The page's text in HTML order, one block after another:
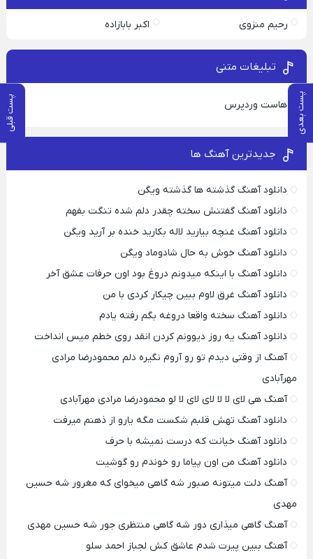
پست بعدی پست قبلی
رحیم منزوی اکبر بابازاده
تبلیغات متنی
هاست وردپرس
جدیدترین آهنگ ها
دانلود آهنگ گذشته ها گذشته ویگن
دانلود آهنگ گفتنش سخته چقدر دلم شده تنگت بفهم
دانلود آهنگ غنچه بیارید لاله بکارید خنده بر آرید ویگن
دانلود آهنگ خوش به حال شادوماد ویگن
دانلود آهنگ با اینکه میدونم دروغ بود اون حرفات عشق آخر
دانلود آهنگ غرق لاوم ببین چیکار کردی با من
دانلود آهنگ سخته واقعا دروغه بگم رفته یادم
دانلود آهنگ یه روز دیوونم کردن انقد روی خطم میس انداخت
آهنگ از وقتی دیدم تو رو آروم نگیره دلم محمودرضا مرادی
مهرآبادی
آهنگ هی لای لا لا لای لای لا لو محمودرضا مرادی مهرآبادی
دانلود آهنگ تهش قلبم شکست مگه یارو از ذهنم میرفت
دانلود آهنگ خیانت که درست نمیشه با حرف
دانلود آهنگ من اون پیاما رو خوندم رو گوشیت
آهنگ دلت میتونه صبور شه گاهی میخوای که مغرور شه حسین
مهدی
آهنگ گاهی میذاری دور شه گاهی منتظری جور شه حسین مهدی
آهنگ ببین پیرت شدم عاشق کش لجباز احمد سلو